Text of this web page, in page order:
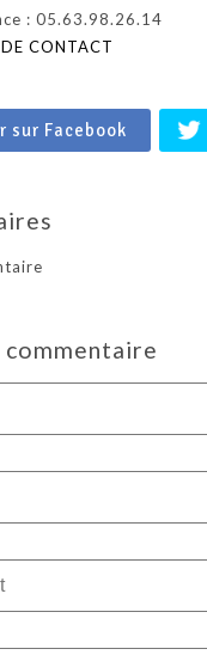
: 05.63.98.26.14
CONTACT
sur Facebook
commentaire